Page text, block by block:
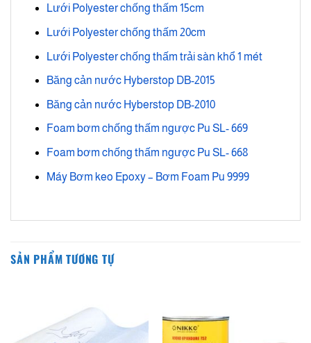
Lưới Polyester chống thấm 15cm
Lưới Polyester chống thấm 20cm
Lưới Polyester chống thấm trải sàn khổ 1 mét
Băng cản nước Hyberstop DB-2015
Băng cản nước Hyberstop DB-2010
Foam bơm chống thấm ngược Pu SL- 669
Foam bơm chống thấm ngược Pu SL- 668
Máy Bơm keo Epoxy – Bơm Foam Pu 9999
SẢN PHẨM TƯƠNG TỰ